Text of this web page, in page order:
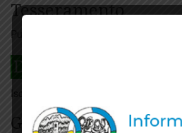
Tesseramento
Puoi tesserarti online
DAGLI L'ANDA
Iscriviti
Giorno per giorno a